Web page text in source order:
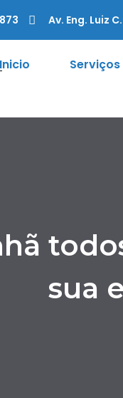
Av. Eng. Luiz
Inicio Serviços
sua